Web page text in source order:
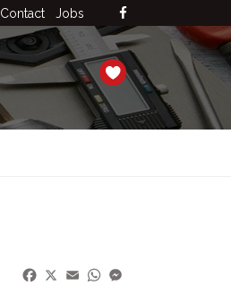
Contact Jobs
Facebook
X EmailWhatsApp